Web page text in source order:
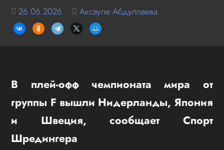
26.06.2026 Аксауле Абдуллаева
В плей-офф чемпионата мира от
группы F вышли Нидерланды, Япония
и Швеция, сообщает Спорт
Шредингера